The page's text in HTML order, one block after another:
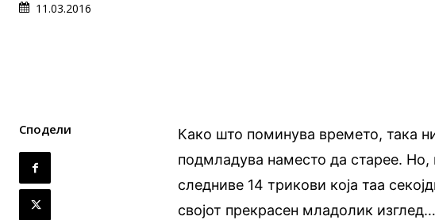
11.03.2016
Сподели
Како што поминува времето, така
подмладува наместо да старее. Но,
следниве 14 трикови која таа
својот прекрасен младолик изглед…